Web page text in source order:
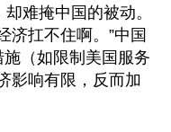
难掩中国的被动。
济扛不住啊。”中国
（如限制美国服务
影响有限，反而加